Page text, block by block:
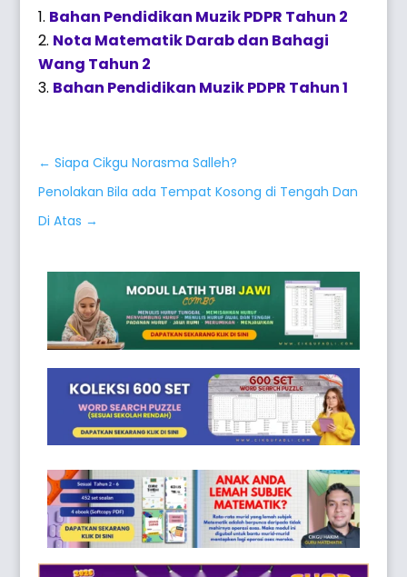
Bahan Pendidikan Muzik PDPR Tahun 2
Nota Matematik Darab dan Bahagi
Wang Tahun 2
Bahan Pendidikan Muzik PDPR Tahun 1
←Siapa Cikgu Norasma Salleh?
Penolakan Bila ada Tempat Kosong di Tengah Dan
Di Atas →